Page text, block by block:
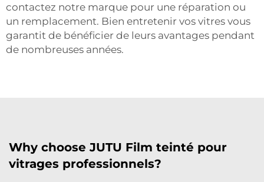
contactez notre marque pour une réparation ou
un remplacement. Bien entretenir vos vitres vous
garantit de bénéficier de leurs avantages pendant
de nombreuses années.
Why choose JUTU Film teinté pour
vitrages professionnels?